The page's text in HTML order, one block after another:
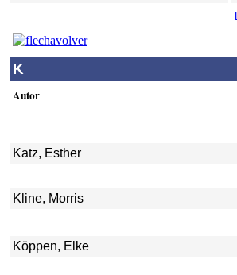
K
Autor
Katz, Esther
Kline, Morris
Köppen, Elke